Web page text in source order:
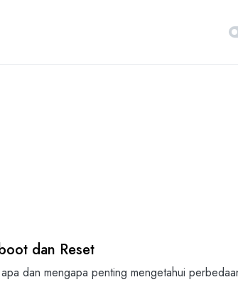
dan Reset
dan mengapa penting mengetahui